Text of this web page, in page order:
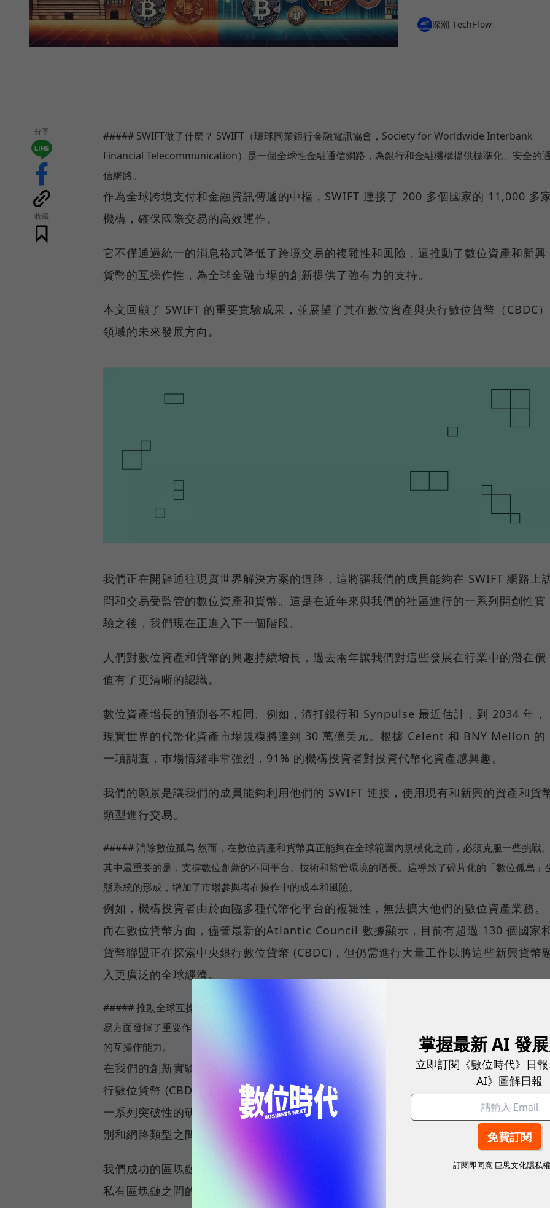
深潮 TechFlow
分享
收藏
##### SWIFT做了什麼？ SWIFT（環球同業銀行金融電訊協會，Society for Worldwide Interbank
Financial Telecommunication）是一個全球性金融通信網路，為銀行和金融機構提供標準化、安全的
信網路。
作為全球跨境支付和金融資訊傳遞的中樞，SWIFT 連接了 200 多個國家的 11,000 多
機構，確保國際交易的高效運作。
它不僅通過統一的消息格式降低了跨境交易的複雜性和風險，還推動了數位資產和新興
貨幣的互操作性，為全球金融市場的創新提供了強有力的支持。
本文回顧了 SWIFT 的重要實驗成果，並展望了其在數位資產與央行數位貨幣（CBDC）
領域的未來發展方向。
我們正在開辟通往現實世界解決方案的道路，這將讓我們的成員能夠在 SWIFT 網路上
問和交易受監管的數位資產和貨幣。這是在近年來與我們的社區進行的一系列開創性實
驗之後，我們現在正進入下一個階段。
人們對數位資產和貨幣的興趣持續增長，過去兩年讓我們對這些發展在行業中的潛在價
值有了更清晰的認識。
數位資產增長的預測各不相同。例如，渣打銀行和 Synpulse 最近估計，到 2034 年，
現實世界的代幣化資產市場規模將達到 30 萬億美元。根據 Celent 和 BNY Mellon 的
一項調查，市場情緒非常強烈，91% 的機構投資者對投資代幣化資產感興趣。
我們的願景是讓我們的成員能夠利用他們的 SWIFT 連接，使用現有和新興的資產和貨
類型進行交易。
##### 消除數位孤島 然而，在數位資產和貨幣真正能夠在全球範圍內規模化之前，必須克服一些挑戰
其中最重要的是，支撐數位創新的不同平台、技術和監管環境的增長。這導致了碎片化的「數位孤島」
態系統的形成，增加了市場參與者在操作中的成本和風險。
例如，機構投資者由於面臨多種代幣化平台的複雜性，無法擴大他們的數位資產業務。
而在數位貨幣方面，儘管最新的Atlantic Council 數據顯示，目前有超過 130 個國家
貨幣聯盟正在探索中央銀行數位貨幣 (CBDC)，但仍需進行大量工作以將這些新興貨幣
入更廣泛的全球經濟。
##### 推動全球互操作性 在過去的 50 年裡，SWIFT 在促進全球互操作性和實現快速、無摩擦、安全交
易方面發揮了重要作用。隨著我們進入戰略的下一個階段，我們將繼續增強與新系統、技術、資產和貨
的互操作能力。
在我們的創新實驗室中，我們已經進行了多年積極探索，將全球互操作性擴展到中央銀
行數位貨幣 (CBDC) 和代幣化資產的潛在解決方案。最近，我們彙聚行業力量，開展了
一系列突破性的研究項目，探討現有的 SWIFT 能力和基礎設施如何有效支持不同資產
別和網路類型之間的互操作性。
我們成功的區塊鏈互操作性實驗證明了 SWIFT 的基礎設施如何促進代幣化價值在公共
私有區塊鏈之間的轉移。
掌握最新 AI 發
立即訂閱《數位時代》日
AI》圖解日報
訂閱即同意 巨思文化隱私